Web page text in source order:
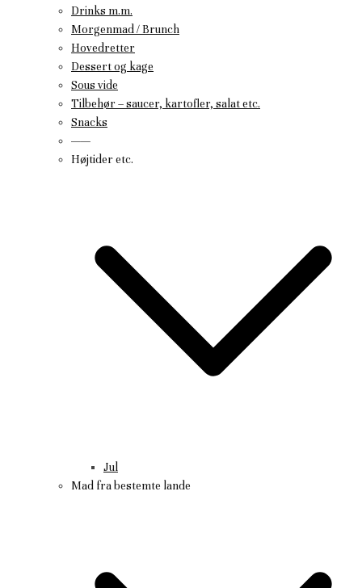
Drinks m.m.
Morgenmad / Brunch
Hovedretter
Dessert og kage
Sous vide
Tilbehør – saucer, kartofler, salat etc.
Snacks
——
Højtider etc.
Jul
Mad fra bestemte lande